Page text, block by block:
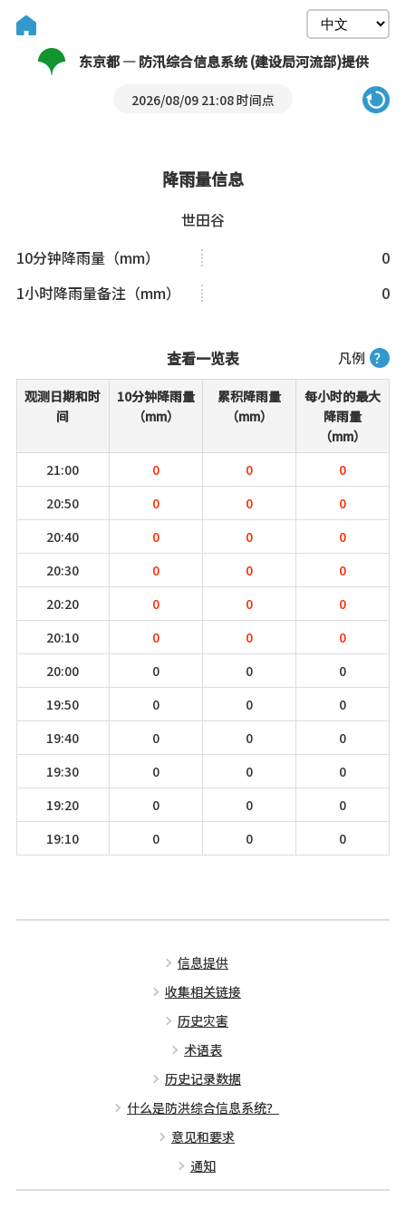
东京都 — 防汛综合信息系统 (建设局河流部)提供
2026/08/09 21:08 时间点
降雨量信息
世田谷
10分钟降雨量（mm）
0
1小时降雨量备注（mm）
0
凡例 ？
查看一览表
观测日期和时
间
10分钟降雨量
（mm）
累积降雨量
（mm）
每小时的最大
降雨量
（mm）
21:00
0 0
0
20:50
0 0
0
20:40
0 0
0
20:30
0 0
0
20:20
0 0
0
20:10
0 0
0
20:00
0 0
0
19:50
0 0
0
19:40
0 0
0
19:30
0 0
0
19:20
0 0
0
19:10
0 0 0
信息提供
收集相关链接
历史灾害
术语表
历史记录数据
什么是防洪综合信息系统？
意见和要求
通知